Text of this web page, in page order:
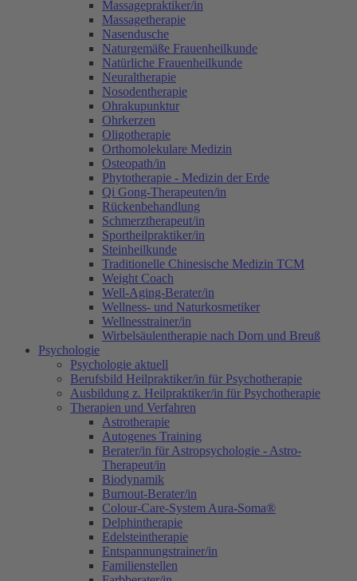
Massagepraktiker/in
Massagetherapie
Nasendusche
Naturgemäße Frauenheilkunde
Natürliche Frauenheilkunde
Neuraltherapie
Nosodentherapie
Ohrakupunktur
Ohrkerzen
Oligotherapie
Orthomolekulare Medizin
Osteopath/in
Phytotherapie - Medizin der Erde
Qi Gong-Therapeuten/in
Rückenbehandlung
Schmerztherapeut/in
Sportheilpraktiker/in
Steinheilkunde
Traditionelle Chinesische Medizin TCM
Weight Coach
Well-Aging-Berater/in
Wellness- und Naturkosmetiker
Wellnesstrainer/in
Wirbelsäulentherapie nach Dorn und Breuß
Psychologie
Psychologie aktuell
Berufsbild Heilpraktiker/in für Psychotherapie
Ausbildung z. Heilpraktiker/in für Psychotherapie
Therapien und Verfahren
Astrotherapie
Autogenes Training
Berater/in für Astropsychologie - Astro-
Therapeut/in
Biodynamik
Burnout-Berater/in
Colour-Care-System Aura-Soma®
Delphintherapie
Edelsteintherapie
Entspannungstrainer/in
Familienstellen